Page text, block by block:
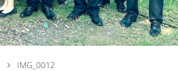
IMG_0012